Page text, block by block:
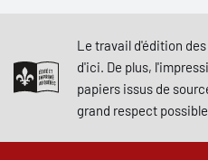
Le travail d'édition
d'ici. De plus,
papiers issus de
grand respect